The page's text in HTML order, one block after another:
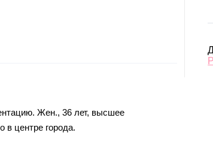
Жен., 36 лет, высшее
в центре города.